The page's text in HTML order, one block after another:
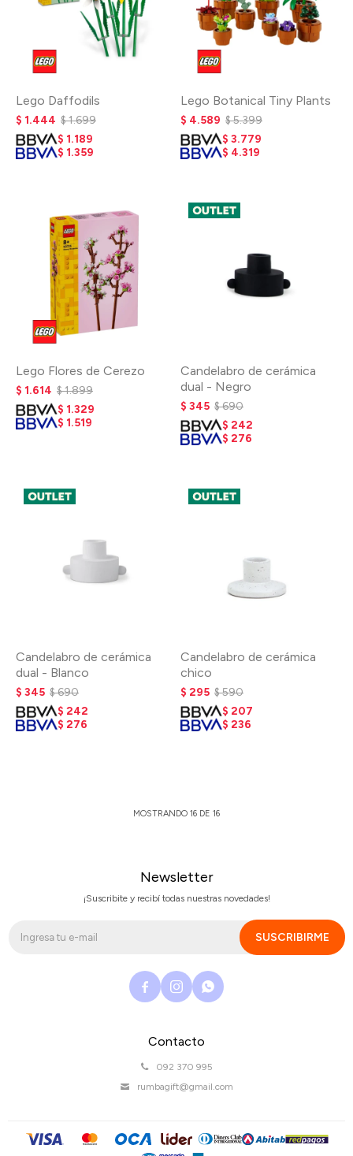
Lego Daffodils
$ 1.444 $1.699
$ 1.189
$ 1.359
Lego Botanical Tiny Plants
$ 4.589 $5.399
$ 3.779
$ 4.319
Lego Flores de Cerezo
$ 1.614 $1.899
$ 1.329
$ 1.519
Candelabro de cerámica
dual - Negro
$ 345 $690
$ 242
$ 276
Candelabro de cerámica
dual - Blanco
$ 345 $690
$ 242
$ 276
Candelabro de cerámica
chico
$ 295 $590
$ 207
$ 236
MOSTRANDO 16 DE 16
Contacto
092 370 995
rumbagift@gmail.com
Newsletter
¡Suscribite y recibí todas nuestras novedades!
SUSCRIBIRME
  